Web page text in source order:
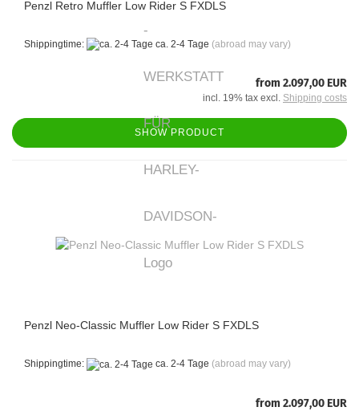
Penzl Retro Muffler Low Rider S FXDLS
Shippingtime: ca. 2-4 Tage (abroad may vary)
from 2.097,00 EUR
incl. 19% tax excl. Shipping costs
SHOW PRODUCT
Penzl Neo-Classic Muffler Low Rider S FXDLS
Shippingtime: ca. 2-4 Tage (abroad may vary)
from 2.097,00 EUR